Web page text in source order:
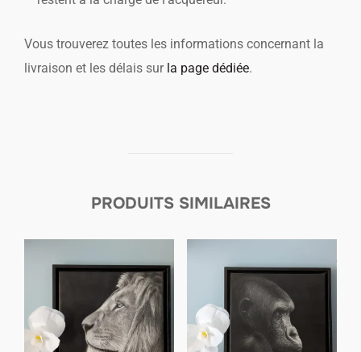
Vous trouverez toutes les informations concernant la
livraison et les délais sur la page dédiée.
PRODUITS SIMILAIRES